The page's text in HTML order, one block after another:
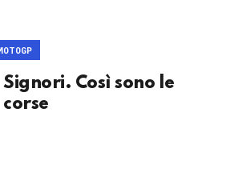
Signori. Così sono le
corse